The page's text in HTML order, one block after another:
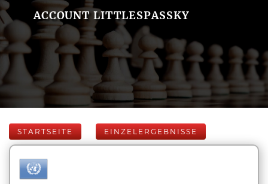
ACCOUNT LITTLESPASSKY
STARTSEITE EINZELERGEBNISSE